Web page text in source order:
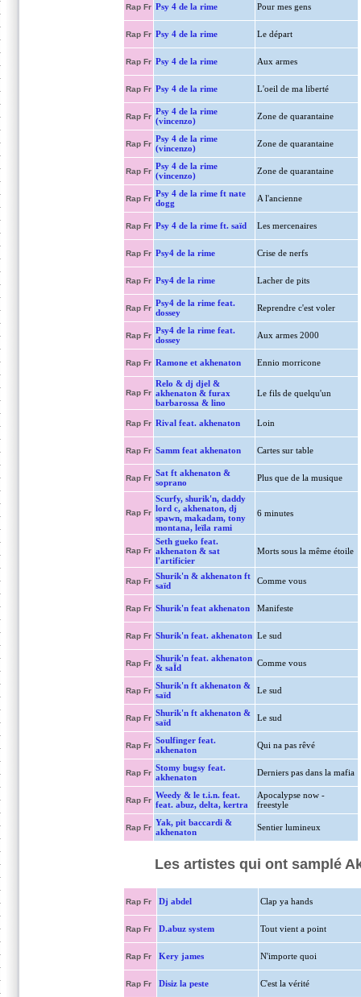
Rap Fr Psy 4 de la rime Pour mes gens
Rap Fr Psy 4 de la rime Le départ
Rap Fr Psy 4 de la rime Aux armes
Rap Fr Psy 4 de la rime L'oeil de ma liberté
Rap Fr
Psy 4 de la rime
(vincenzo)
Zone de quarantaine
Rap Fr
Psy 4 de la rime
(vincenzo)
Zone de quarantaine
Rap Fr
Psy 4 de la rime
(vincenzo)
Zone de quarantaine
Rap Fr
Psy 4 de la rime ft nate
dogg
A l'ancienne
Rap Fr Psy 4 de la rime ft. saïd Les mercenaires
Rap Fr Psy4 de la rime Crise de nerfs
Rap Fr Psy4 de la rime Lacher de pits
Rap Fr
Psy4 de la rime feat.
dossey
Reprendre c'est voler
Rap Fr
Psy4 de la rime feat.
dossey
Aux armes 2000
Rap Fr Ramone et akhenaton Ennio morricone
Rap Fr
Relo & dj djel &
akhenaton & furax
barbarossa & lino
Le fils de quelqu'un
Rap Fr Rival feat. akhenaton Loin
Rap Fr Samm feat akhenaton Cartes sur table
Rap Fr
Sat ft akhenaton &
soprano
Plus que de la musique
Rap Fr
Scurfy, shurik'n, daddy
lord c, akhenaton, dj
spawn, makadam, tony
montana, leïla rami
6 minutes
Rap Fr
Seth gueko feat.
akhenaton & sat
l'artificier
Morts sous la même étoile
Rap Fr
Shurik'n & akhenaton ft
saïd
Comme vous
Rap Fr Shurik'n feat akhenaton Manifeste
Rap Fr Shurik'n feat. akhenaton Le sud
Rap Fr
Shurik'n feat. akhenaton
& saÏd
Comme vous
Rap Fr
Shurik'n ft akhenaton &
saïd
Le sud
Rap Fr
Shurik'n ft akhenaton &
saïd
Le sud
Rap Fr
Soulfinger feat.
akhenaton
Qui na pas rêvé
Rap Fr
Stomy bugsy feat.
akhenaton
Derniers pas dans la mafia
Rap Fr
Weedy & le t.i.n. feat.
feat. abuz, delta, kertra
Apocalypse now -
freestyle
Rap Fr
Yak, pit baccardi &
akhenaton
Sentier lumineux
Les artistes qui ont samplé
Rap Fr Dj abdel Clap ya hands
Rap Fr D.abuz system Tout vient a point
Rap Fr Kery james N'importe quoi
Rap Fr Disiz la peste C'est la vérité